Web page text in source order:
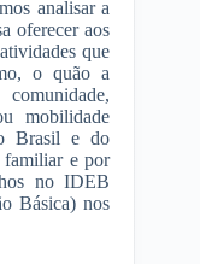
analisar a
oferecer aos
que
o quão a
mobilidade
Brasil e do
familiar e por
no IDEB
Básica) nos